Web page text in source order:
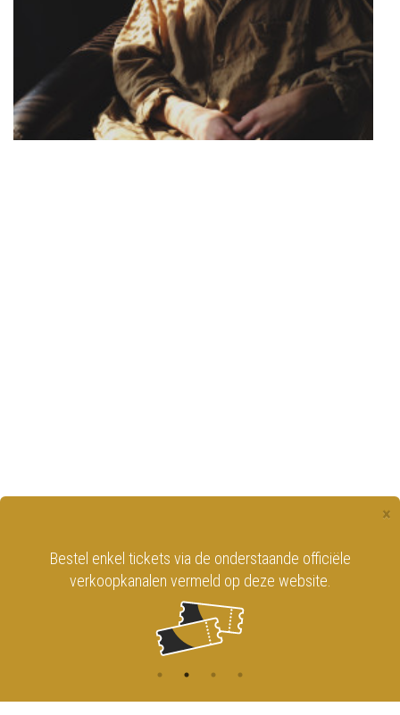
×
Bestel enkel tickets via de onderstaande officiële
verkoopkanalen vermeld op deze website.